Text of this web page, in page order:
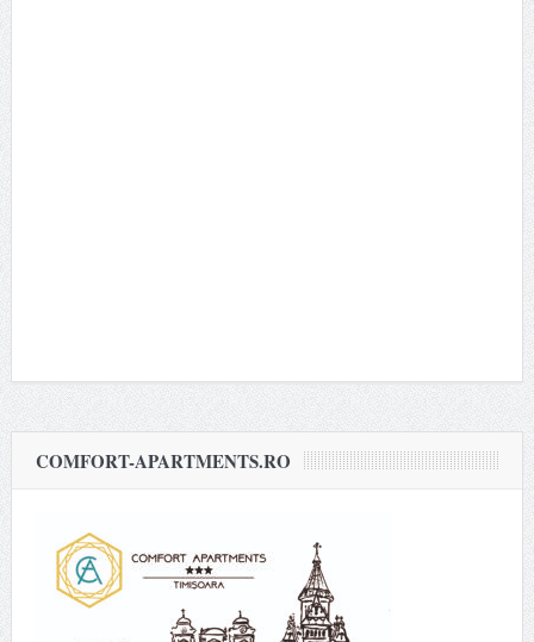
COMFORT-APARTMENTS.RO